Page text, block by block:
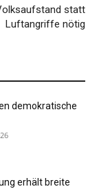
statt
Luftangriffe nötig
demokratische
erhält breite